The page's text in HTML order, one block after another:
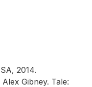
2014.
Gibney. Tale: